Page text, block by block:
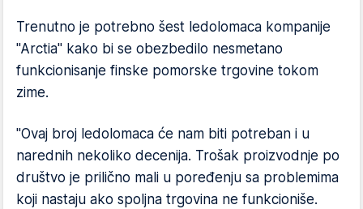
Trenutno je potrebno šest ledolomaca kompanije
"Arctia" kako bi se obezbedilo nesmetano
funkcionisanje finske pomorske trgovine tokom
zime.
"Ovaj broj ledolomaca će nam biti potreban i u
narednih nekoliko decenija. Trošak proizvodnje po
društvo je prilično mali u poređenju sa problemima
koji nastaju ako spoljna trgovina ne funkcioniše.